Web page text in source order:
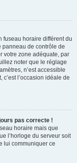
fuseau horaire différent du
panneau de contrôle de
votre zone adéquate, par
noter que le réglage
n’est accessible
c’est l’occasion idéale de
pas correcte !
horaire mais que
l’horloge du serveur soit
lui communiquer ce